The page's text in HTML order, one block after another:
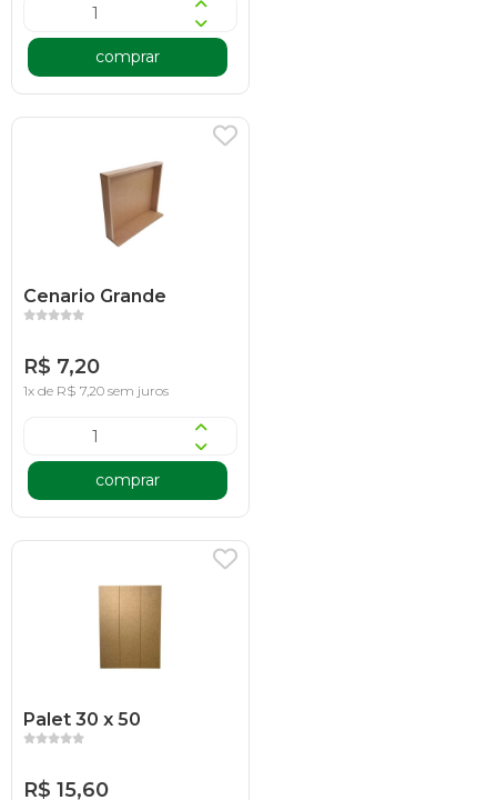
comprar
Cenario Grande
R$ 7,20
1x de R$ 7,20 sem juros
comprar
Palet 30 x 50
R$ 15,60